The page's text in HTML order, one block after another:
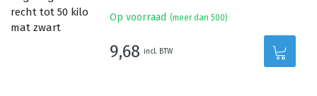
Op voorraad (meer dan 500)
9,68 incl. BTW